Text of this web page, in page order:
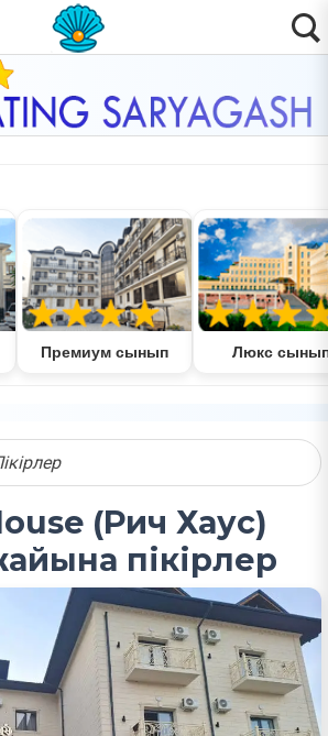
Премиум сынып Люкс
(Рич Хаус)
пікірлер